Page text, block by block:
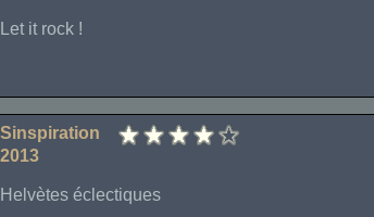
Let it rock !
Sinspiration
2013
Helvètes éclectiques